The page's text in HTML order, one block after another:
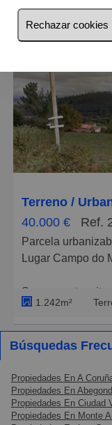
Menos reciente
Caros
Pequeños
Grandes
40.000 €
Ref.
Parcela urbanizable de 1242 metros cuadrados en
Lugar Campo do
Se encuentra
de Santa Cristina
soleada, cerca
los servicios ( luz,
Buena
coche del
Coruña.
1.242m²
Búsquedas
Propiedades En A
Propiedades En
Propiedades En Ciudad
Propiedades En Monte
Rechazar cookies